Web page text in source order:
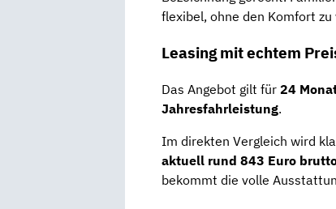
flexibel, ohne den Komfort zu
Leasing mit echtem
Das Angebot gilt für 24
Jahresfahrleistung.
Im direkten Vergleich wird
aktuell rund 843 Euro
bekommt die volle